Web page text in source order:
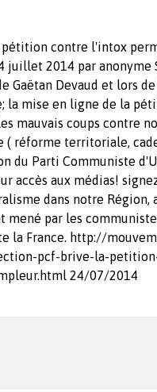
pétition contre l'intox
juillet 2014 par anonyme
Gaëtan Devaud et lors
la mise en ligne de la
mauvais coups contre
( réforme territoriale,
du Parti Communiste
accès aux médias!
dans notre
mené par les
la France. http://
pcf-brive-la-
24/07/2014